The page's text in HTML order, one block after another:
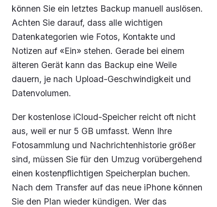
können Sie ein letztes Backup manuell auslösen.
Achten Sie darauf, dass alle wichtigen
Datenkategorien wie Fotos, Kontakte und
Notizen auf «Ein» stehen. Gerade bei einem
älteren Gerät kann das Backup eine Weile
dauern, je nach Upload-Geschwindigkeit und
Datenvolumen.
Der kostenlose iCloud-Speicher reicht oft nicht
aus, weil er nur 5 GB umfasst. Wenn Ihre
Fotosammlung und Nachrichtenhistorie größer
sind, müssen Sie für den Umzug vorübergehend
einen kostenpflichtigen Speicherplan buchen.
Nach dem Transfer auf das neue iPhone können
Sie den Plan wieder kündigen. Wer das